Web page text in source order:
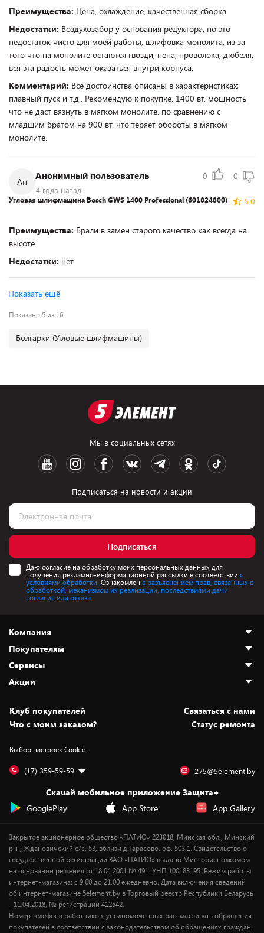
Преимущества: Цена, охлаждение, качественная сборка
Недостатки: Воздухозабор у основания редуктора, но это
недостаток чисто для моей работы, шлифовка монолита, из за
того что на монолите остаются гвозди, пена, проволока, дюбеля,
вся эта радость может оказаться внутри корпуса,
Комментарий: Все достоинства описаны в характеристиках;
плавный пуск и т.д.. Рекомендую к покупке. 1400 вт. мощность
что не даст вязнуть в мягком монолите. по сравнению с
младшим братом на 900 вт. что теряет обороты в мягком
монолите.
Ап
Анонимный пользователь
4 года назад
0 0
5.0
Угловая шлифмашина Bosch GWS 1400 Professional (601824800)
Преимущества: Брали в замен старого качество как всегда на
высоте
Недостатки: нет
Показать ещё
Показано 5 из 16
Болгарки (Угловые шлифмашины)
Мы в социальных сетях
Подписаться на новости и акции
Подписаться
Даю согласие на обработку моих персональных данных для
получения рекламно-информационной рассылки в соответствии с
условиями обработки. Ознакомлен с разъяснением прав, связанных с
обработкой, механизмом их реализации, последствиями дачи
согласия или отказа.
Компания
О нас
Адреса магазинов
Новости
Статьи и обзоры
Вакансии
Дай пять добру!
Покупателям
Как сделать заказ
Оплата и доставка
Безналичный расчёт
Обмен и возврат товара
Обработка персональных данных
Подарочные карты
Сервисы
Установка техники
Для игровых консолей
Для мобильных устройств
Для компьютеров
Сервисные центры
Акции
Скидки и промокоды
Белорусские товары
Бонусы
Оплата частями
Новинки
Клуб покупателей
Cвязаться с нами
Что с моим заказом?
Статус ремонта
Выбор настроек Cookie
(17) 359-59-59 275@5element.by
Скачай мобильное приложение Защита+
GooglePlay
App Store App Gallery
Закрытое акционерное общество «ПАТИО» 223018, Минская обл., Минский
р-н, Ждановичский с/с, 53, вблизи д.Тарасово, оф. 503.1. Свидетельство о
государственной регистрации ЗАО «ПАТИО» выдано Мингорисполкомом
на основании решения от 18.04.2001 № 491. УНП 100183195. Режим работы
интернет-магазина: с 9.00 до 21.00 ежедневно. Дата включения сведений
об интернет-магазине 5element.by в Торговый реестр Республики Беларусь
- 11.04.2018, № регистрации 412542.
Номер телефона работников, уполномоченных рассматривать обращения
покупателей в соответствии с законодательством об обращениях граждан